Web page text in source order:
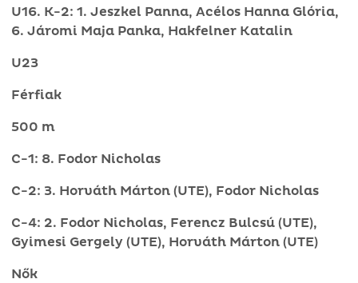
U16. K-2: 1. Jeszkel Panna, Acélos Hanna Glória,
6. Járomi Maja Panka, Hakfelner Katalin
U23
Férfiak
500 m
C-1: 8. Fodor Nicholas
C-2: 3. Horváth Márton (UTE), Fodor Nicholas
C-4: 2. Fodor Nicholas, Ferencz Bulcsú (UTE),
Gyimesi Gergely (UTE), Horváth Márton (UTE)
Nők